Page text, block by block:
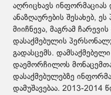
აღრიცხავს ინფორმაციას
ანაზღაურების შესახებ,
მიიჩნევა, მაგრამ
დასაქმებულის
გადასცემს.
დაემორჩილოს მონაცემთა
დასაქმებულებზე
დამუშავებაა. 2013-2014